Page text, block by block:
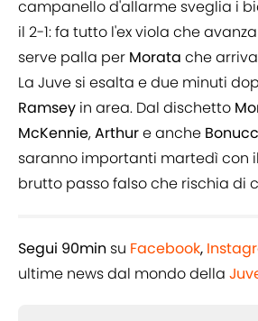
campanello d'allarme sveglia i
il 2-1: fa tutto l'ex viola che
serve palla per Morata che
La Juve si esalta e due minuti
Ramsey in area. Dal dischetto
McKennie,Arthure anche
saranno importanti martedì con il
brutto passo falso che rischia di
Segui 90min su Facebook,
ultime news dal mondo della